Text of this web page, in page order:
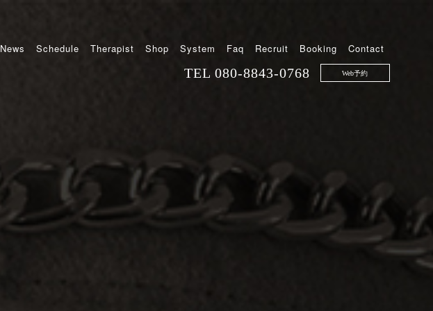
News Schedule Therapist Shop System Faq Recruit Booking Contact
TEL 080-8843-0768 Web予約